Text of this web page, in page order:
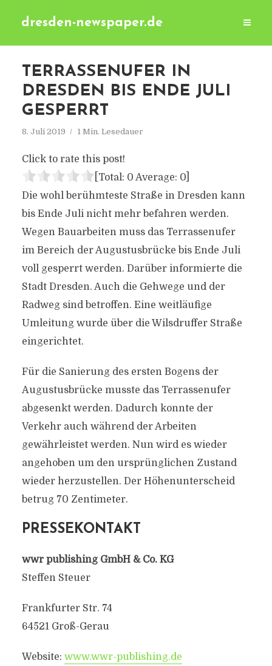
dresden-newspaper.de
TERRASSENUFER IN
DRESDEN BIS ENDE JULI
GESPERRT
8. Juli 2019 1 Min. Lesedauer
Click to rate this post!
[Total: 0 Average: 0]
Die wohl berühmteste Straße in Dresden kann
bis Ende Juli nicht mehr befahren werden.
Wegen Bauarbeiten muss das Terrassenufer
im Bereich der Augustusbrücke bis Ende Juli
voll gesperrt werden. Darüber informierte die
Stadt Dresden. Auch die Gehwege und der
Radweg sind betroffen. Eine weitläufige
Umleitung wurde über die Wilsdruffer Straße
eingerichtet.
Für die Sanierung des ersten Bogens der
Augustusbrücke musste das Terrassenufer
abgesenkt werden. Dadurch konnte der
Verkehr auch während der Arbeiten
gewährleistet werden. Nun wird es wieder
angehoben um den ursprünglichen Zustand
wieder herzustellen. Der Höhenunterscheid
betrug 70 Zentimeter.
PRESSEKONTAKT
wwr publishing GmbH & Co. KG
Steffen Steuer
Frankfurter Str. 74
64521 Groß-Gerau
Website: www.wwr-publishing.de